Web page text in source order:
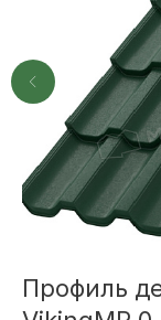
Профиль
Или напишите
TELEGRAM